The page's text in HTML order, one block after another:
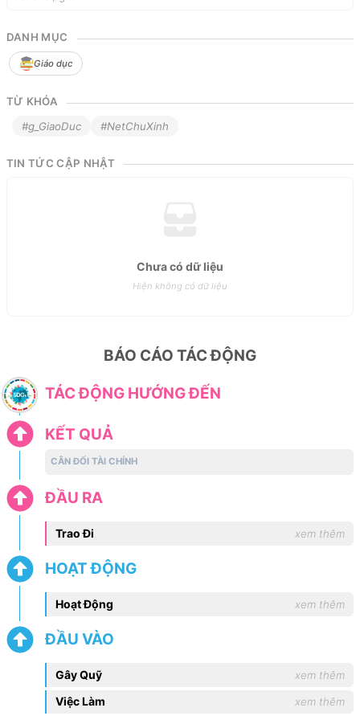
DANH MỤC
Giáo dục
TỪ KHÓA
#g_GiaoDuc
#NetChuXinh
TIN TỨC CẬP NHẬT
Chưa có dữ liệu
Hiện không có dữ liệu
BÁO CÁO TÁC ĐỘNG
TÁC ĐỘNG HƯỚNG ĐẾN
KẾT QUẢ
CÂN ĐỐI TÀI CHÍNH
ĐẦU RA
Trao Đi xem thêm
HOẠT ĐỘNG
Hoạt Động xem thêm
ĐẦU VÀO
Gây Quỹ xem thêm
Việc Làm xem thêm